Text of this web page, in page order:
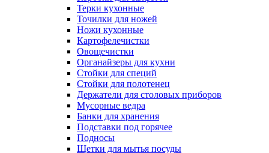
Терки кухонные
Точилки для ножей
Ножи кухонные
Картофелечистки
Овощечистки
Органайзеры для кухни
Стойки для специй
Стойки для полотенец
Держатели для столовых приборов
Мусорные ведра
Банки для хранения
Подставки под горячее
Подносы
Щетки для мытья посуды